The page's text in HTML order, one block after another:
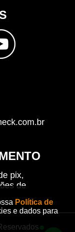
Política de
e dados para
pix,
de